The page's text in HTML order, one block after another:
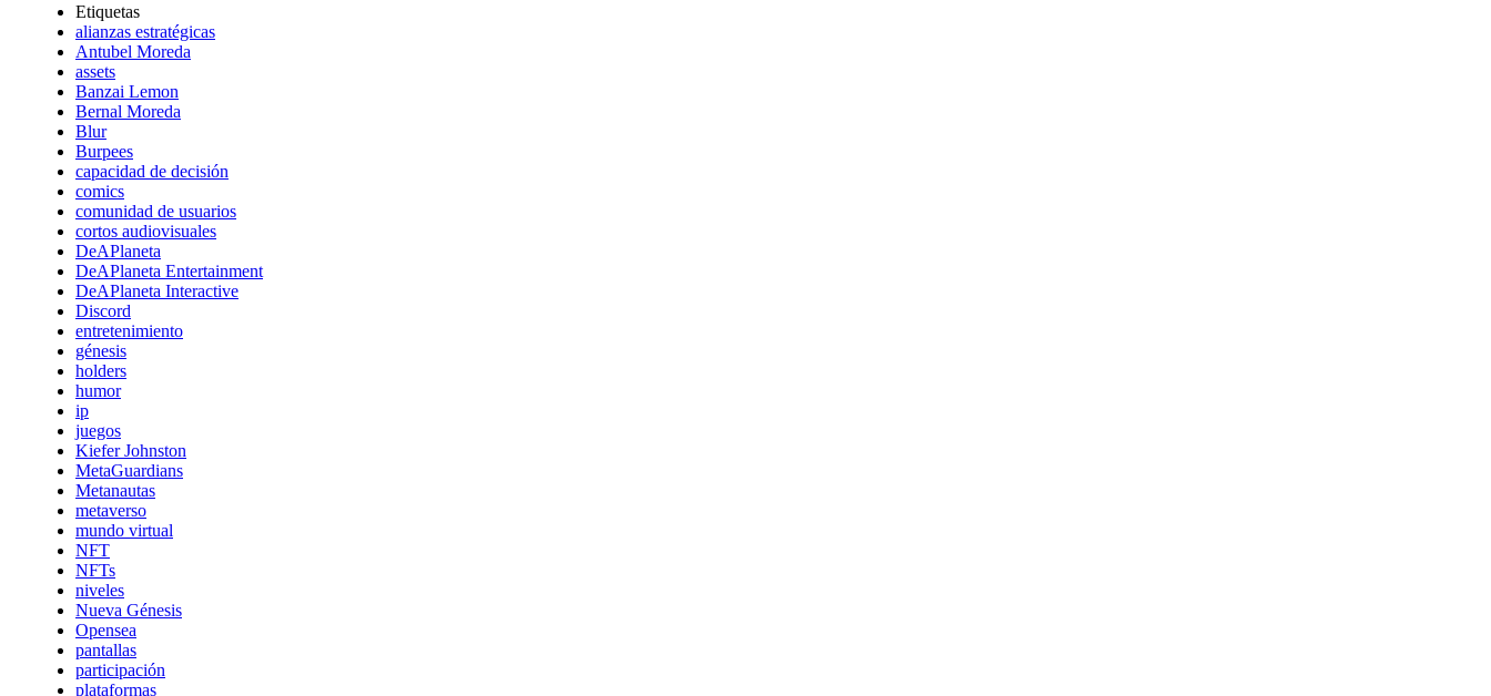
Etiquetas
alianzas estratégicas
Antubel Moreda
assets
Banzai Lemon
Bernal Moreda
Blur
Burpees
capacidad de decisión
comics
comunidad de usuarios
cortos audiovisuales
DeAPlaneta
DeAPlaneta Entertainment
DeAPlaneta Interactive
Discord
entretenimiento
génesis
holders
humor
ip
juegos
Kiefer Johnston
MetaGuardians
Metanautas
metaverso
mundo virtual
NFT
NFTs
niveles
Nueva Génesis
Opensea
pantallas
participación
plataformas